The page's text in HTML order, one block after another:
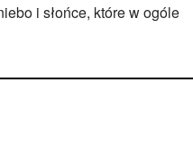
i słońce, które w ogóle